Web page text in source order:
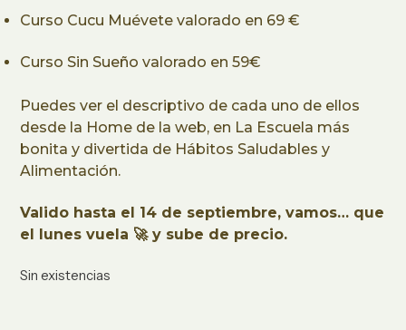
157,00 €.109,00 €.
Curso Cucu Muévete valorado en 69 €
Curso Sin Sueño valorado en 59€
Puedes ver el descriptivo de cada uno de ellos
desde la Home de la web, en La Escuela más
bonita y divertida de Hábitos Saludables y
Alimentación.
Valido hasta el 14 de septiembre, vamos… que
el lunes vuela 🚀 y sube de precio.
Sin existencias